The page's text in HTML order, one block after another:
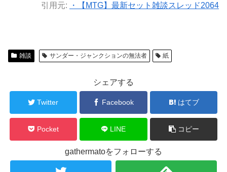
引用元: ・【MTG】最新セット雑談スレッド2064
雑談 サンダー・ジャンクションの無法者 紙
シェアする
Twitter Facebook はてブ
Pocket LINE コピー
gathermatoをフォローする